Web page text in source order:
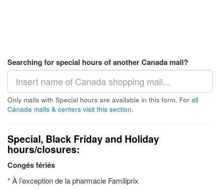
Searching for special hours of another Canada mall?
Only malls with Special hours are available in this form. For all
Canada malls & centers visit this section.
Special, Black Friday and Holiday
hours/closures:
Congés fériés
* À l’exception de la pharmacie Familiprix